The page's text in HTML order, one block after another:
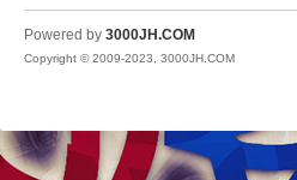
Powered by 3000JH.COM
Copyright © 2009-2023, 3000JH.COM